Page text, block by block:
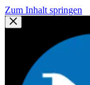
Zum Inhalt springen